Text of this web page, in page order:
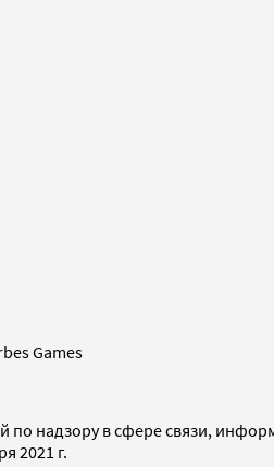
Games
по надзору в сфере связи,
2021 г.